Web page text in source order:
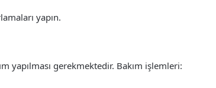
yapın.
yapılması gerekmektedir. Bakım işlemleri: